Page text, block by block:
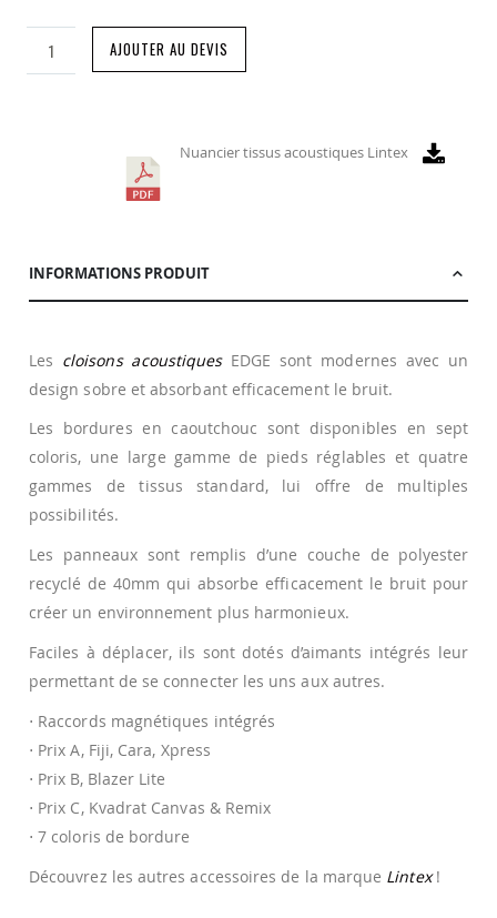
AJOUTER AU DEVIS
Nuancier tissus acoustiques Lintex
INFORMATIONS PRODUIT
Les cloisons acoustiquesEDGE sont modernes avec un
design sobre et absorbant efficacement le bruit.
Les bordures en caoutchouc sont disponibles en sept
coloris, une large gamme de pieds réglables et quatre
gammes de tissus standard, lui offre de multiples
possibilités.
Les panneaux sont remplis d’une couche de polyester
recyclé de 40mm qui absorbe efficacement le bruit pour
créer un environnement plus harmonieux.
Faciles à déplacer, ils sont dotés d’aimants intégrés leur
permettant de se connecter les uns aux autres.
⋅ Raccords magnétiques intégrés
⋅ Prix A, Fiji, Cara, Xpress
⋅ Prix B, Blazer Lite
⋅ Prix C, Kvadrat Canvas & Remix
⋅ 7 coloris de bordure
Découvrez les autres accessoires de la marque Lintex!